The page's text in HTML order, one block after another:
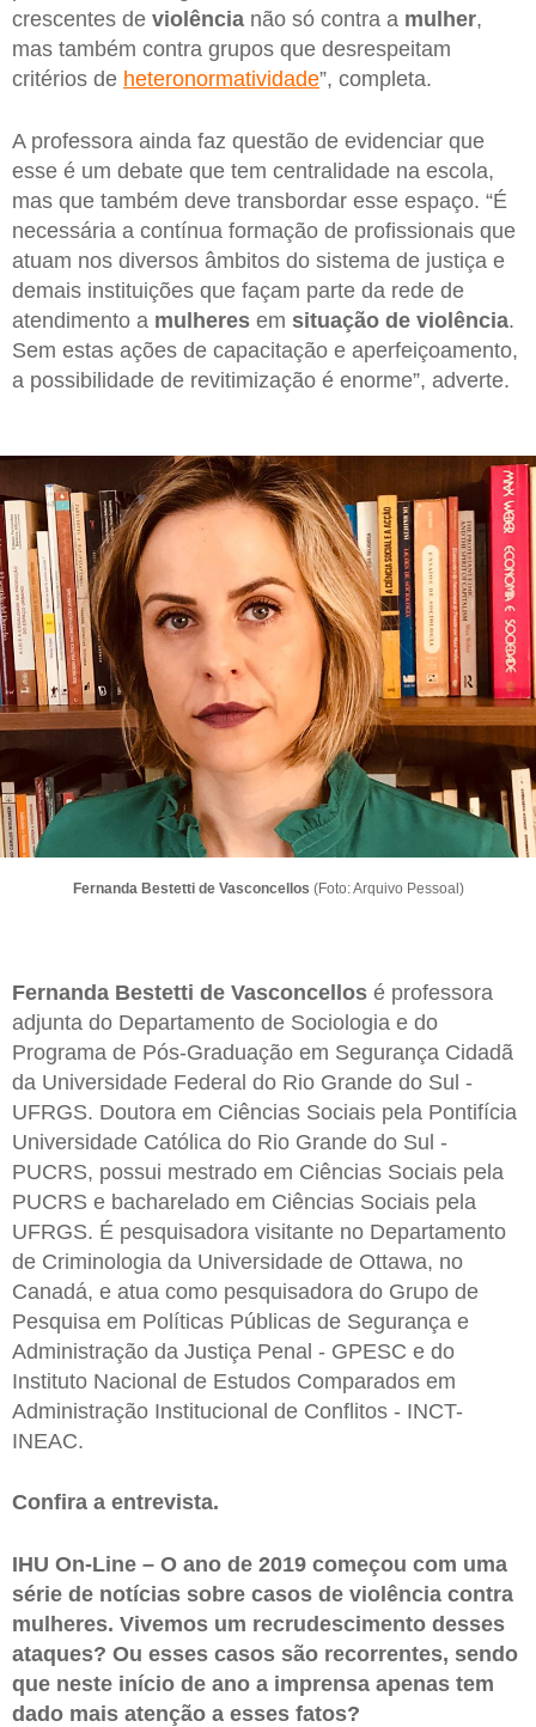
crescentes de violência não só contra a mulher,
mas também contra grupos que desrespeitam
critérios de heteronormatividade”, completa.
A professora ainda faz questão de evidenciar que
esse é um debate que tem centralidade na escola,
mas que também deve transbordar esse espaço. “É
necessária a contínua formação de profissionais que
atuam nos diversos âmbitos do sistema de justiça e
demais instituições que façam parte da rede de
atendimento a mulheres em situação de violência.
Sem estas ações de capacitação e aperfeiçoamento,
a possibilidade de revitimização é enorme”, adverte.
Fernanda Bestetti de Vasconcellos (Foto: Arquivo Pessoal)
Fernanda Bestetti de Vasconcellos é professora
adjunta do Departamento de Sociologia e do
Programa de Pós-Graduação em Segurança Cidadã
da Universidade Federal do Rio Grande do Sul -
UFRGS. Doutora em Ciências Sociais pela Pontifícia
Universidade Católica do Rio Grande do Sul -
PUCRS, possui mestrado em Ciências Sociais pela
PUCRS e bacharelado em Ciências Sociais pela
UFRGS. É pesquisadora visitante no Departamento
de Criminologia da Universidade de Ottawa, no
Canadá, e atua como pesquisadora do Grupo de
Pesquisa em Políticas Públicas de Segurança e
Administração da Justiça Penal - GPESC e do
Instituto Nacional de Estudos Comparados em
Administração Institucional de Conflitos - INCT-
INEAC.
Confira a entrevista.
IHU On-Line – O ano de 2019 começou com uma
série de notícias sobre casos de violência contra
mulheres. Vivemos um recrudescimento desses
ataques? Ou esses casos são recorrentes, sendo
que neste início de ano a imprensa apenas tem
dado mais atenção a esses fatos?